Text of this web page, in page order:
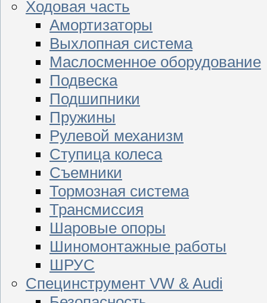
Ходовая часть
Амортизаторы
Выхлопная система
Маслосменное оборудование
Подвеска
Подшипники
Пружины
Рулевой механизм
Ступица колеса
Съемники
Тормозная система
Трансмиссия
Шаровые опоры
Шиномонтажные работы
ШРУС
Специнструмент VW & Audi